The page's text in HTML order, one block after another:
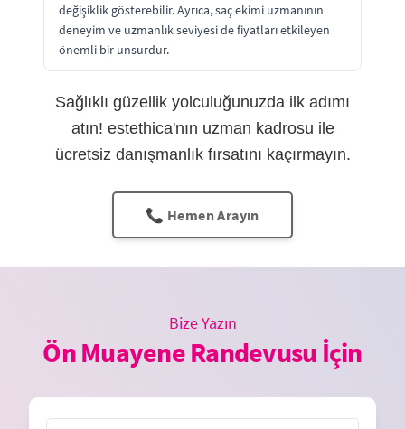
değişiklik gösterebilir. Ayrıca, saç ekimi uzmanının
deneyim ve uzmanlık seviyesi de fiyatları etkileyen
önemli bir unsurdur.
Sağlıklı güzellik yolculuğunuzda ilk adımı
atın! estethica'nın uzman kadrosu ile
ücretsiz danışmanlık fırsatını kaçırmayın.
📞 Hemen Arayın
Bize Yazın
Ön Muayene Randevusu İçin